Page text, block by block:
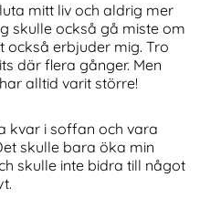
mitt liv och aldrig mer
skulle också gå miste om
också erbjuder mig. Tro
där flera gånger. Men
alltid varit större!
kvar i soffan och vara
skulle bara öka min
skulle inte bidra till något